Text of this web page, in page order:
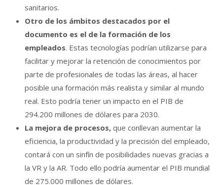
sanitarios.
Otro de los ámbitos destacados por el
documento es el de la formación de los
empleados. Estas tecnologías podrían utilizarse para
facilitar y mejorar la retención de conocimientos por
parte de profesionales de todas las áreas, al hacer
posible una formación más realista y similar al mundo
real. Esto podría tener un impacto en el PIB de
294.200 millones de dólares para 2030.
La mejora de procesos, que conllevan aumentar la
eficiencia, la productividad y la precisión del empleado,
contará con un sinfín de posibilidades nuevas gracias a
la VR y la AR. Todo ello podría aumentar el PIB mundial
de 275.000 millones de dólares.